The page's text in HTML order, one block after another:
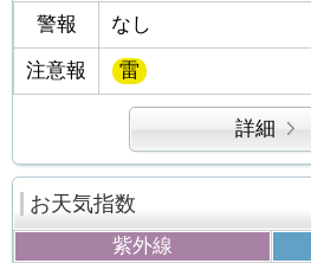
警報 なし
注意報 雷
詳細
お天気指数
紫外線